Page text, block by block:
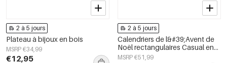
2 à 5 jours
Plateau à bijoux en bois
MSRP €34,99
€12,95
2 à 5 jours
Calendriers de l&#39;Avent de
Noël rectangulaires Casual en
acier inoxydable Noël
MSRP €51,99